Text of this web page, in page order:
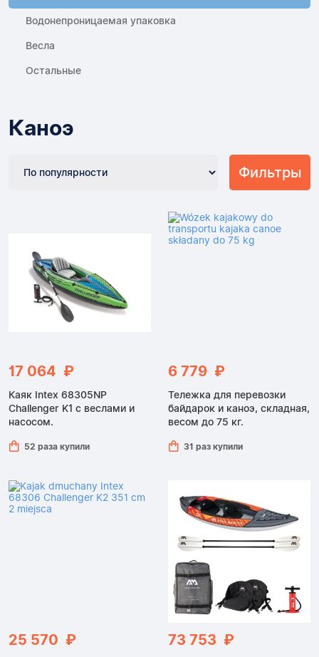
Водонепроницаемая упаковка
Весла
Остальные
Каноэ
Фильтры
17 064 ₽
Каяк Intex 68305NP
Challenger K1 с веслами и
насосом.
52 раза купили
6 779 ₽
Тележка для перевозки
байдарок и каноэ, складная,
весом до 75 кг.
31 раз купили
25 570 ₽ 73 753 ₽